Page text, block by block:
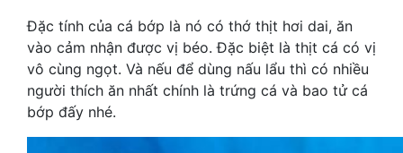
Đặc tính của cá bớp là nó có thớ thịt hơi dai, ăn
vào cảm nhận được vị béo. Đặc biệt là thịt cá có vị
vô cùng ngọt. Và nếu để dùng nấu lẩu thì có nhiều
người thích ăn nhất chính là trứng cá và bao tử cá
bớp đấy nhé.